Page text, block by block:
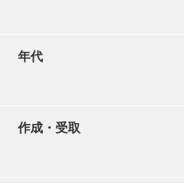
年代
作成・受取